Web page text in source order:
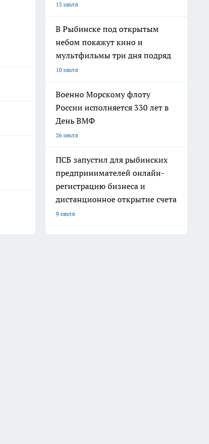
13 июля
В Рыбинске под открытым
небом покажут кино и
мультфильмы три дня подряд
10 июля
Военно Морскому флоту
России исполняется 330 лет в
День ВМФ
26 июля
ПСБ запустил для рыбинских
предпринимателей онлайн-
регистрацию бизнеса и
дистанционное открытие счета
9 июля